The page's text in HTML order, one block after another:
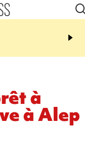
21:08
et Turquie scellent un
à
à Alep